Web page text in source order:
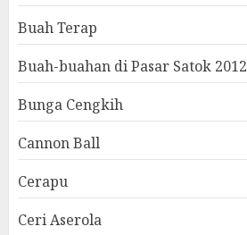
Buah Terap
Buah-buahan di Pasar Satok 2012
Bunga Cengkih
Cannon Ball
Cerapu
Ceri Aserola